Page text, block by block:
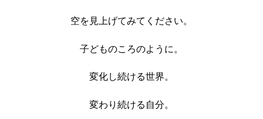
空を見上げてみてください。
子どものころのように。
変化し続ける世界。
変わり続ける自分。